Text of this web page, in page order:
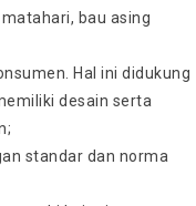
bau asing
Hal ini didukung
desain serta
standar dan norma